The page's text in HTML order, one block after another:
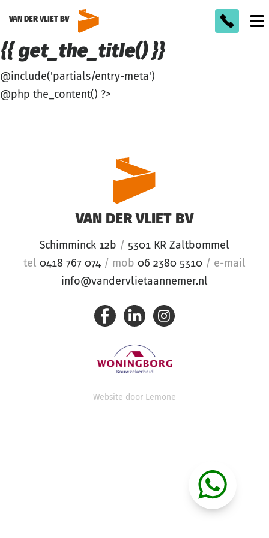
VAN DER VLIET BV
{{ get_the_title() }}
@include('partials/entry-meta')
@php the_content() ?>
VAN DER VLIET BV
Schimminck 12b / 5301 KR Zaltbommel
tel 0418 767 074 / mob 06 2380 5310 / e-mail
info@vandervlietaannemer.nl
Website door Lemone